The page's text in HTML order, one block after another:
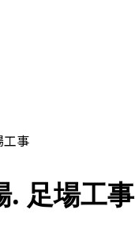
工事
. 足場工事